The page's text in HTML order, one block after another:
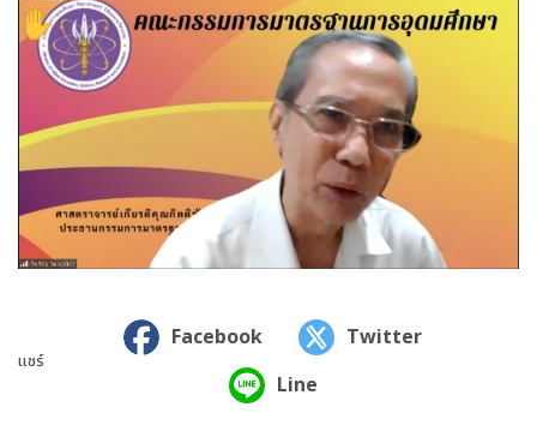
แชร์
Facebook
Twitter
Line